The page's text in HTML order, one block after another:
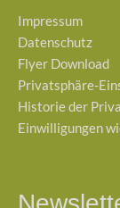
Impressum
Datenschutz
Flyer Download
Privatsphäre-
Historie der
Einwilligungen